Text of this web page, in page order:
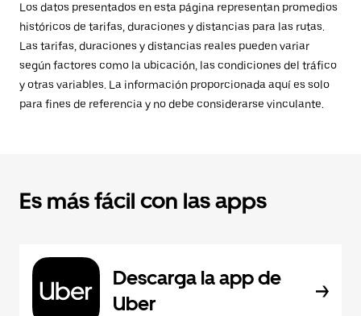
Los datos presentados en esta página representan promedios
históricos de tarifas, duraciones y distancias para las rutas.
Las tarifas, duraciones y distancias reales pueden variar
según factores como la ubicación, las condiciones del tráfico
y otras variables. La información proporcionada aquí es solo
para fines de referencia y no debe considerarse vinculante.
Es más fácil con las apps
Descarga la app de
Uber